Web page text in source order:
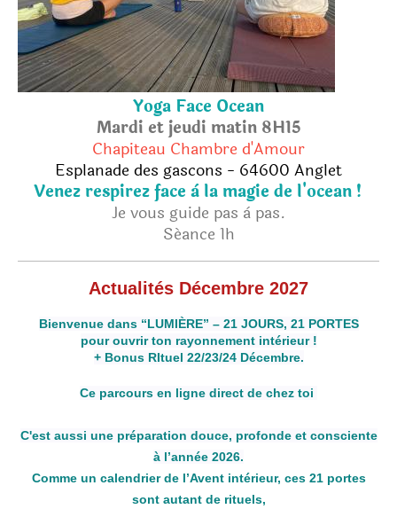
Yoga Face Ocean
Mardi et jeudi matin 8H15
Chapiteau Chambre d'Amour
Esplanade des gascons - 64600 Anglet
Venez respirez face à la magie de l'ocean !
Je vous guide pas à pas.
Séance 1h
Actualités Décembre 2027
Bienvenue dans “LUMIÈRE” – 21 JOURS, 21 PORTES
pour ouvrir ton rayonnement intérieur !
+ Bonus RItuel 22/23/24 Décembre.
Ce parcours en ligne direct de chez toi
C'est aussi une préparation douce, profonde et consciente
à l’année 2026.
Comme un calendrier de l’Avent intérieur, ces 21 portes
sont autant de rituels,